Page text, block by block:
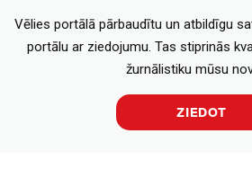
Vēlies portālā pārbaudītu un atbildīgu
portālu ar ziedojumu. Tas stiprinās
žurnālistiku mūsu
ZIEDOT